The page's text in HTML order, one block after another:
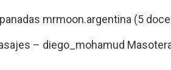
mrmoon.argentina (5
– diego_mohamud